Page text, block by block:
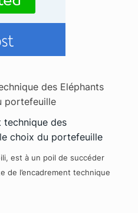
des Eléphants
portefeuille
est à un poil de succéder
de l’encadrement technique